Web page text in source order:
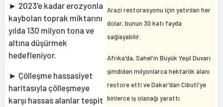
Arazi restorasyonu için yatırılan her
dolar, bunun 30 katı fayda
sağlayabilir.
Afrika'da, Sahel'in Büyük Yeşil Duvarı
şimdiden milyonlarca hektarlık alanı
restore etti ve Dakar'dan Cibuti'ye
binlerce iş olanağı yarattı.
► 2023'e kadar erozyonla
kaybolan toprak miktarını
yılda 130 milyon tona ve
altına düşürmek
hedefleniyor.
► Çölleşme hassasiyet
haritasıyla çölleşmeye
karşı hassas alanlar tespit